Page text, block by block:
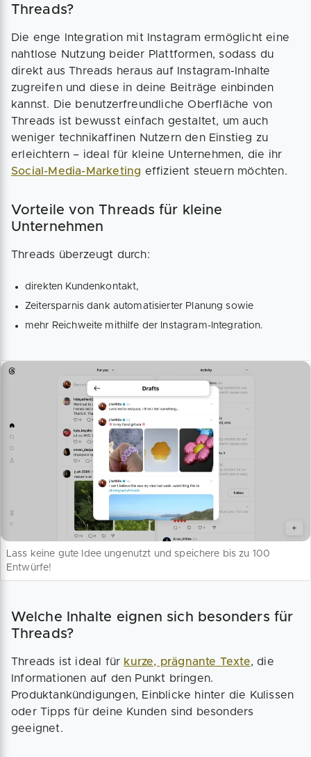
Threads?
Die enge Integration mit Instagram ermöglicht eine
nahtlose Nutzung beider Plattformen, sodass du
direkt aus Threads heraus auf Instagram-Inhalte
zugreifen und diese in deine Beiträge einbinden
kannst. Die benutzerfreundliche Oberfläche von
Threads ist bewusst einfach gestaltet, um auch
weniger technikaffinen Nutzern den Einstieg zu
erleichtern – ideal für kleine Unternehmen, die ihr
Social-Media-Marketing effizient steuern möchten.
Vorteile von Threads für kleine
Unternehmen
Threads überzeugt durch:
direkten Kundenkontakt,
Zeitersparnis dank automatisierter Planung sowie
mehr Reichweite mithilfe der Instagram-Integration.
Lass keine gute Idee ungenutzt und speichere bis zu 100
Entwürfe!
Welche Inhalte eignen sich besonders für
Threads?
Threads ist ideal für kurze, prägnante Texte, die
Informationen auf den Punkt bringen.
Produktankündigungen, Einblicke hinter die Kulissen
oder Tipps für deine Kunden sind besonders
geeignet.